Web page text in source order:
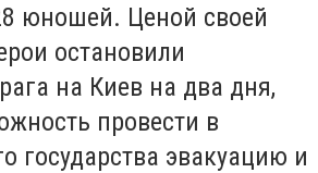
юношей. Ценой своей
остановили
на Киев на два дня,
провести в
государства эвакуацию и